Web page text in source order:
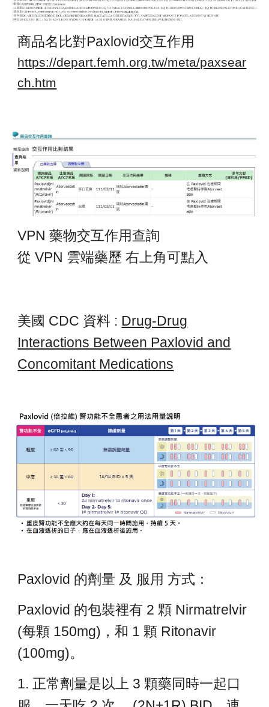
商品名比對Paxlovid交互作用
https://depart.femh.org.tw/meta/paxsear
ch.htm
VPN 藥物交互作用查詢
從 VPN 雲端藥歷 右上角可點入
美國 CDC 資料 : Drug-Drug
Interactions Between Paxlovid and
Concomitant Medications
Paxlovid 的劑量 及 服用 方式：
Paxlovid 的包裝裡有 2 顆 Nirmatrelvir
(每顆 150mg)，和 1 顆 Ritonavir
(100mg)。
1. 正常劑量是以上 3 顆藥同時一起口